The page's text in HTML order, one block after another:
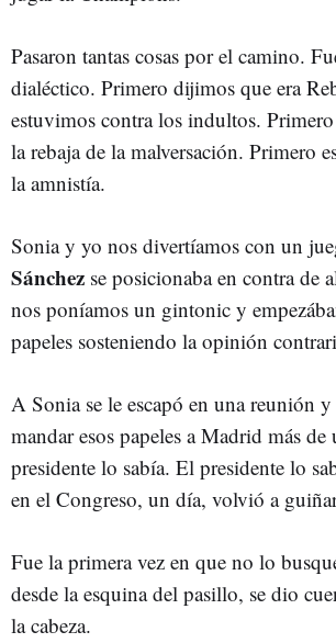
Pasaron tantas cosas por el camino.
dialéctico. Primero dijimos que era
estuvimos contra los indultos.
la rebaja de la malversación. Primero
la amnistía.
Sonia y yo nos divertíamos con un
Sánchez se posicionaba en contra de
nos poníamos un gintonic y
papeles sosteniendo la opinión
A Sonia se le escapó en una reunión
mandar esos papeles a Madrid más de
presidente lo sabía. El presidente lo
en el Congreso, un día, volvió a
Fue la primera vez en que no lo
desde la esquina del pasillo, se dio
la cabeza.